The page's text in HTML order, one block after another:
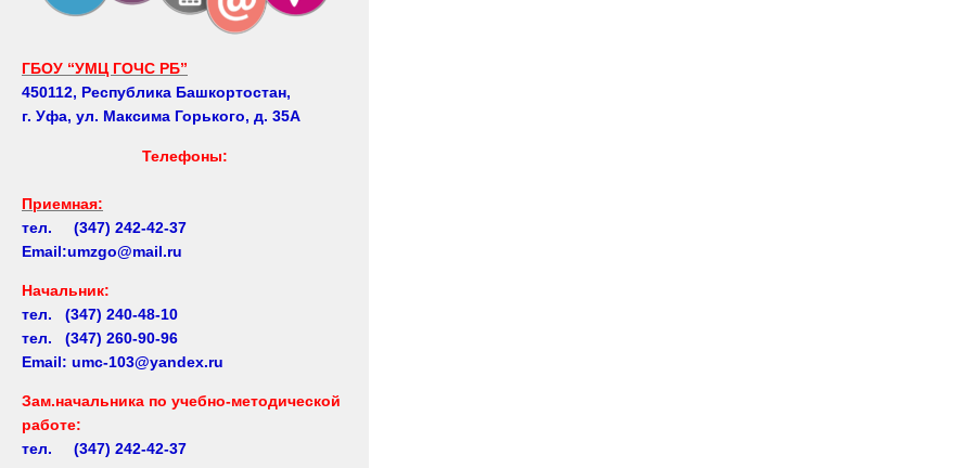
ГБОУ “УМЦ ГОЧС РБ”
450112, Республика Башкортостан,
г. Уфа, ул. Максима Горького, д. 35А
Телефоны:
Приемная:
тел. (347) 242-42-37
Email:umzgo@mail.ru
Начальник:
тел. (347) 240-48-10
тел. (347) 260-90-96
Email: umc-103@yandex.ru
Зам.начальника по учебно-методической
работе:
тел. (347) 242-42-37